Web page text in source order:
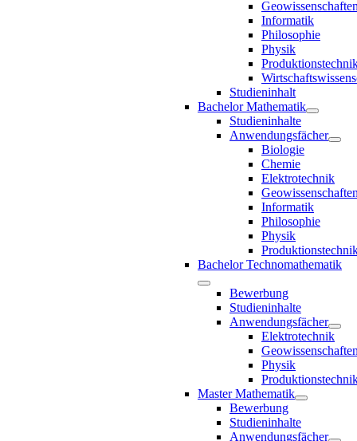
Informatik
Philosophie
Physik
Studieninhalt
Bachelor Mathematik
Studieninhalte
Anwendungsfächer
Biologie
Chemie
Elektrotechnik
Informatik
Philosophie
Physik
Bachelor Technomathematik
Bewerbung
Studieninhalte
Anwendungsfächer
Elektrotechnik
Physik
Master Mathematik
Bewerbung
Studieninhalte
Anwendungsfächer